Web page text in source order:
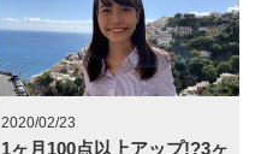
2020/02/23
1ヶ月100点以上アップ!?3ヶ